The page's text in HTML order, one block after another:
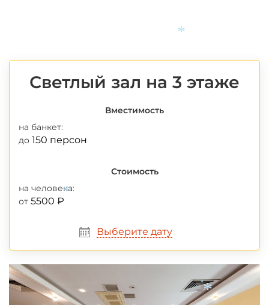
Светлый зал на 3 этаже
Вместимость
на банкет:
до 150 персон
Стоимость
на человека:
от 5500 ₽
Выберите дату
*